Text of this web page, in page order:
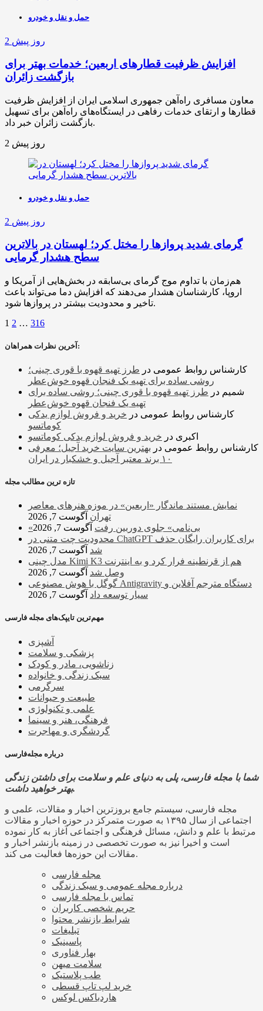
حمل و نقل و خودرو
2 روز پیش
افزایش ظرفیت قطارهای اربعین؛ خدمات بهتر برای
بازگشت زائران
معاون مسافری راه‌آهن جمهوری اسلامی ایران از افزایش ظرفیت
قطارها و ارتقای خدمات رفاهی در ایستگاه‌های راه‌آهن برای تسهیل
بازگشت زائران خبر داد.
2 روز پیش
حمل و نقل و خودرو
2 روز پیش
گرمای شدید پروازها را مختل کرد؛ لهستان در بالاترین
سطح هشدار گرمایی
هم‌زمان با تداوم موج گرمای بی‌سابقه در بخش‌هایی از آمریکا و
اروپا، کارشناسان هشدار می‌دهند که افزایش دما می‌تواند باعث
تاخیر و محدودیت بیشتر در پروازها شود.
1 2 … 316
آخرین نظرات همراهان:
کارشناس روابط عمومی در طرز تهیه قهوه با قوری چینی؛
روشی ساده برای تهیه یک فنجان قهوه خوش‌عطر
شمیم در طرز تهیه قهوه با قوری چینی؛ روشی ساده برای
تهیه یک فنجان قهوه خوش‌عطر
کارشناس روابط عمومی در خرید و فروش لوازم یدکی
کوماتسو
اکبری در خرید و فروش لوازم یدکی کوماتسو
کارشناس روابط عمومی در بهترین سایت خرید آجیل؛ معرفی
۱۰ برند معتبر آجیل و خشکبار در ایران
تازه ترین مطالب مجله
نمایش مستند ماندگار «اربعین» در موزه هنرهای معاصر
تهران آگوست 7, 2026
«بی‌نامی» جلوی دوربین رفت آگوست 7, 2026
محدودیت چت متنی در ChatGPT برای کاربران رایگان حذف
شد آگوست 7, 2026
مدل چینی Kimi K3 هم از قرنطینه فرار کرد و به اینترنت
وصل شد آگوست 7, 2026
گوگل با هوش مصنوعی Antigravity دستگاه مترجم آفلاین و
سیار توسعه داد آگوست 7, 2026
مهم‌ترین تایپک‌های مجله فارسی
آشپزی
پزشکی و سلامت
زناشویی، مادر و کودک
سبک زندگی و خانواده
سرگرمی
طبیعت و حیوانات
علمی و تکنولوژی
فرهنگی، هنر و سینما
گردشگری و مهاجرت
درباره مجله‌فارسی
شما با مجله فارسی، پلی به دنیای علم و سلامت برای داشتن زندگی
بهتر خواهید داشت.
مجله فارسی، سیستم جامع بروزترین اخبار و مقالات، علمی و
اجتماعی از سال ۱۳۹۵ به صورت متمرکز در حوزه اخبار و مقالات
مرتبط با علم و دانش، مسائل فرهنگی و اجتماعی آغاز به کار نموده
است و اخیرا نیز به صورت تخصصی در زمینه بازنشر اخبار و
مقالات این حوزه‌ها فعالیت می کند.
مجله فارسی
درباره مجله عمومی و سبک زندگی
تماس با مجله فارسی
حریم شخصی کاربران
شرایط بازنشر محتوا
تبلیغات
پاسینیک
بهار فناوری
سلامت میهن
طب پلاستیک
خرید لپ تاپ قسطی
هاردباکس لوکس